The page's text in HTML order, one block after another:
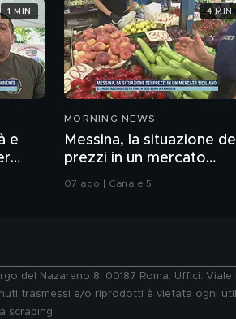
e
1 MIN
MORNING NEWS
Messina, la situazione
prezzi in un mercato
siciliano
07 ago | Canale 5
4 MIN
del Nazareno 8, 00187 Roma. Uffici:
trasmessi e/o riprodotti è vietata ogni
scraping.